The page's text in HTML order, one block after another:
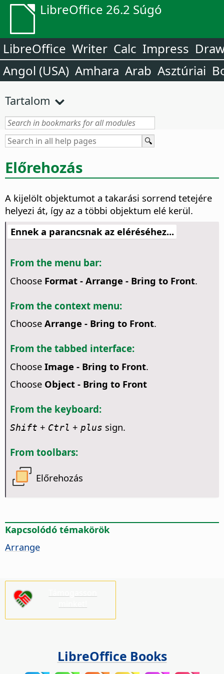
LibreOffice 26.2 Súgó
LibreOffice Writer Calc Impress
Angol (USA) Amhara Arab Asztúriai
Tartalom
Előrehozás
A kijelölt objektumot a takarási sorrend tetejére
helyezi át, így az a többi objektum elé kerül.
Ennek a parancsnak az eléréséhez...
From the menu bar:
Choose Format - Arrange - Bring to Front.
From the context menu:
Choose Arrange - Bring to Front.
From the tabbed interface:
Choose Image - Bring to Front.
Choose Object - Bring to Front
From the keyboard:
Shift + Ctrl + plus sign.
From toolbars:
Előrehozás
Kapcsolódó témakörök
Arrange
LibreOffice Books